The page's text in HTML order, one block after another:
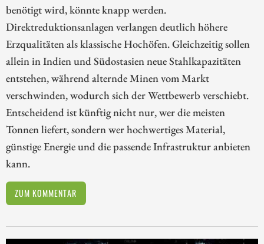
benötigt wird, könnte knapp werden.
Direktreduktionsanlagen verlangen deutlich höhere
Erzqualitäten als klassische Hochöfen. Gleichzeitig sollen
allein in Indien und Südostasien neue Stahlkapazitäten
entstehen, während alternde Minen vom Markt
verschwinden, wodurch sich der Wettbewerb verschiebt.
Entscheidend ist künftig nicht nur, wer die meisten
Tonnen liefert, sondern wer hochwertiges Material,
günstige Energie und die passende Infrastruktur anbieten
kann.
ZUM KOMMENTAR